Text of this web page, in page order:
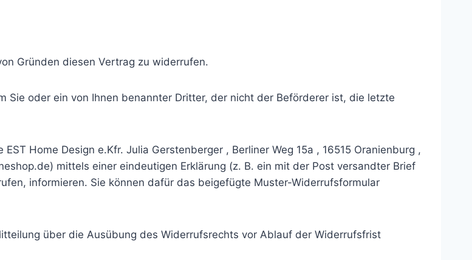
Gründen diesen Vertrag zu widerrufen.
Sie oder ein von Ihnen benannter Dritter, der nicht der Beförderer ist, die letzte
Home Design e.Kfr. Julia Gerstenberger , Berliner Weg 15a , 16515 Oranienburg ,
mittels einer eindeutigen Erklärung (z. B. ein mit der Post versandter Brief
informieren. Sie können dafür das beigefügte Muster-Widerrufsformular
über die Ausübung des Widerrufsrechts vor Ablauf der Widerrufsfrist